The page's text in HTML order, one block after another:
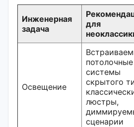
Инженерная
задача
для
Освещение
потолочные
системы
скрытого
люстры,
сценарии